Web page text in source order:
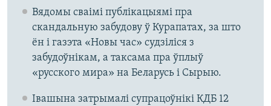
Вядомы сваімі публікацыямі пра
скандальную забудову ў Курапатах, за што
ён і газэта «Новы час» судзіліся з
забудоўнікам, а таксама пра ўплыў
«русского мира» на Беларусь і Сырыю.
Івашына затрымалі супрацоўнікі КДБ 12